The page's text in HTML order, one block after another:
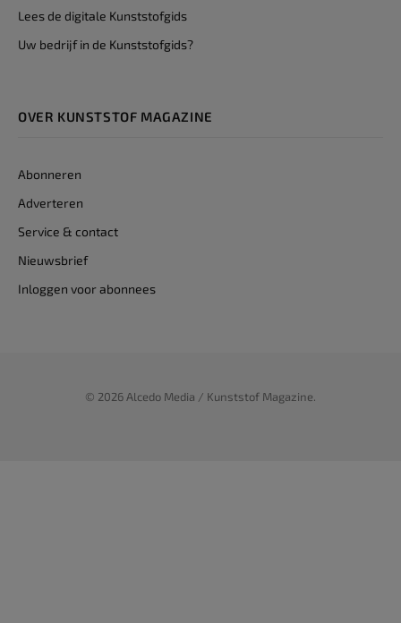
Lees de digitale Kunststofgids
Uw bedrijf in de Kunststofgids?
OVER KUNSTSTOF MAGAZINE
Abonneren
Adverteren
Service & contact
Nieuwsbrief
Inloggen voor abonnees
© 2026 Alcedo Media / Kunststof Magazine.